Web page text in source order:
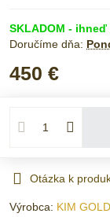
SKLADOM -
Doručíme dňa:
450 €
Otázka k
Výrobca: KIM GOLD